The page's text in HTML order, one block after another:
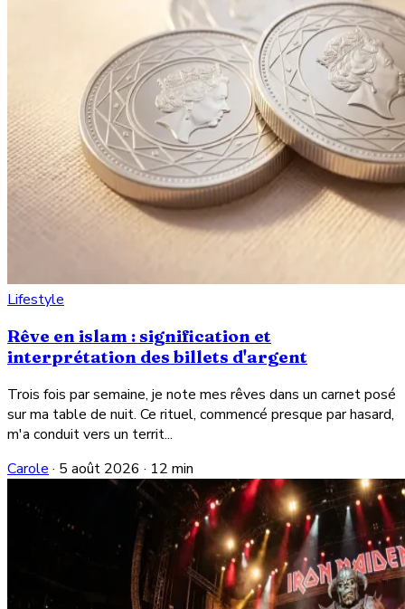
Lifestyle
Rêve en islam : signification et
interprétation des billets d'argent
Trois fois par semaine, je note mes rêves dans un carnet posé
sur ma table de nuit. Ce rituel, commencé presque par hasard,
m'a conduit vers un territ...
Carole · 5 août 2026 · 12 min